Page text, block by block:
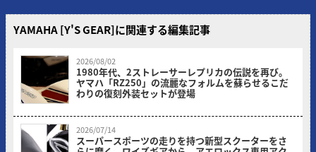
YAMAHA [Y'S GEAR]に関連する編集記事
2026/08/02
1980年代、2ストレーサーレプリカの伝説を再び。
ヤマハ「RZ250」の流麗なフォルムを蘇らせるこだ
わりの復刻外装セットが登場
2026/07/14
スーパースポーツの走りを持つ新型スクーターをさ